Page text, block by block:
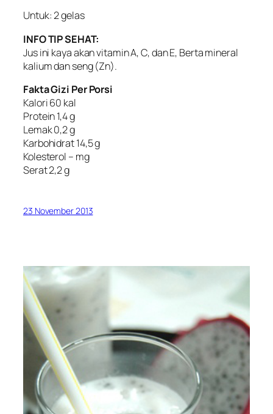
Untuk: 2 gelas
INFO TIP SEHAT:
Jus ini kaya akan vitamin A, C, dan E, Berta mineral
kalium dan seng (Zn).
Fakta Gizi Per Porsi
Kalori 60 kal
Protein 1,4 g
Lemak 0,2 g
Karbohidrat 14,5 g
Kolesterol – mg
Serat 2,2 g
23 November 2013